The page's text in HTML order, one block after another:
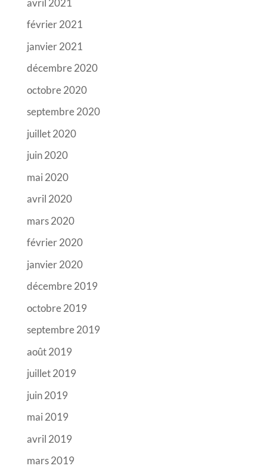
février 2021
janvier 2021
décembre 2020
octobre 2020
septembre 2020
juillet 2020
juin 2020
mai 2020
avril 2020
mars 2020
février 2020
janvier 2020
décembre 2019
octobre 2019
septembre 2019
août 2019
juillet 2019
juin 2019
mai 2019
avril 2019
mars 2019